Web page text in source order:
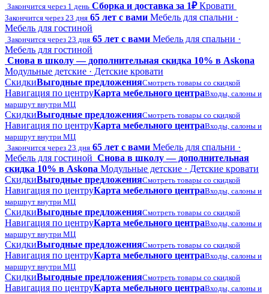
Закончится через 1 день Сборка и доставка за 1₽ Кровати
Закончится через 23 дня 65 лет с вами Мебель для спальни ·
Мебель для гостиной
Закончится через 23 дня 65 лет с вами Мебель для спальни ·
Мебель для гостиной
Снова в школу — дополнительная скидка 10% в Askona
Модульные детские · Детские кровати
СкидкиВыгодные предложенияСмотреть товары со скидкой
Навигация по центруКарта мебельного центраВходы, салоны и
маршрут внутри МЦ
СкидкиВыгодные предложенияСмотреть товары со скидкой
Навигация по центруКарта мебельного центраВходы, салоны и
маршрут внутри МЦ
Закончится через 23 дня 65 лет с вами Мебель для спальни ·
Мебель для гостиной Снова в школу — дополнительная
скидка 10% в Askona Модульные детские · Детские кровати
СкидкиВыгодные предложенияСмотреть товары со скидкой
Навигация по центруКарта мебельного центраВходы, салоны и
маршрут внутри МЦ
СкидкиВыгодные предложенияСмотреть товары со скидкой
Навигация по центруКарта мебельного центраВходы, салоны и
маршрут внутри МЦ
СкидкиВыгодные предложенияСмотреть товары со скидкой
Навигация по центруКарта мебельного центраВходы, салоны и
маршрут внутри МЦ
СкидкиВыгодные предложенияСмотреть товары со скидкой
Навигация по центруКарта мебельного центраВходы, салоны и